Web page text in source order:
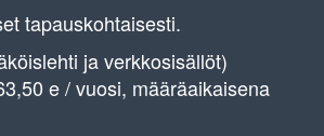
tapauskohtaisesti.
ja verkkosisällöt)
e / vuosi, määräaikaisena